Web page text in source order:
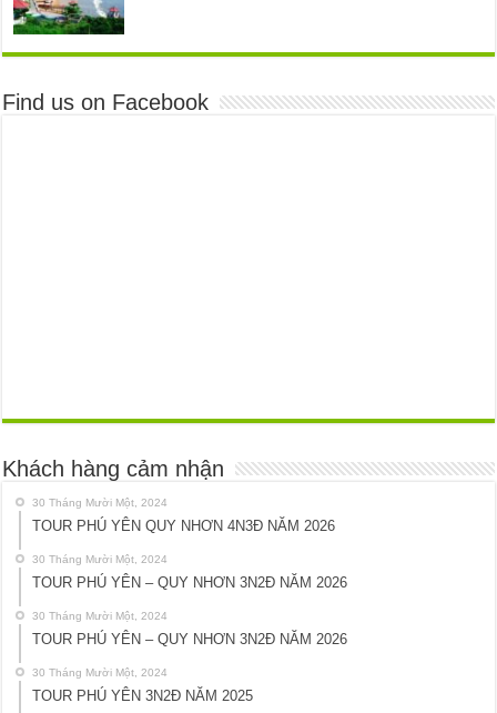
Find us on Facebook
Khách hàng cảm nhận
30 Tháng Mười Một, 2024
TOUR PHÚ YÊN QUY NHƠN 4N3Đ NĂM 2026
30 Tháng Mười Một, 2024
TOUR PHÚ YÊN – QUY NHƠN 3N2Đ NĂM 2026
30 Tháng Mười Một, 2024
TOUR PHÚ YÊN – QUY NHƠN 3N2Đ NĂM 2026
30 Tháng Mười Một, 2024
TOUR PHÚ YÊN 3N2Đ NĂM 2025